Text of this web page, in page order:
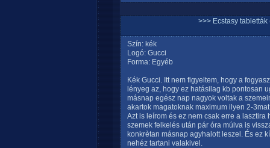
>>> Ecstasy tabletták
Szín: kék
Logó: Gucci
Forma: Egyéb
Kék Gucci. Itt nem figyeltem, hogy a
lényeg az, hogy ez hatásilag kb pontosan
másnap egész nap nagyok voltak a
akartok magatoknak maximum ilyen 2-
Azt is leírom és ez nem csak erre a
szemek felkelés után pár óra múlva is
konkrètan másnap agyhalott leszel. És ez
nehéz tartani valakivel.